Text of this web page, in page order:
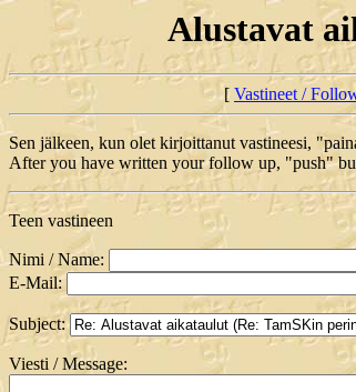
Alustavat
[ Vastineet /
Sen jälkeen, kun olet kirjoittanut vastineesi,
After you have written your follow up, "push"
Teen vastineen
Nimi / Name:
E-Mail:
Subject:
Viesti / Message: